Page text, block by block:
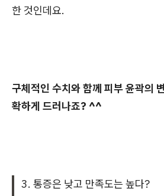
한 것인데요.
구체적인 수치와 함께 피부 윤곽의
확하게 드러나죠? ^^
3. 통증은 낮고 만족도는 높다?